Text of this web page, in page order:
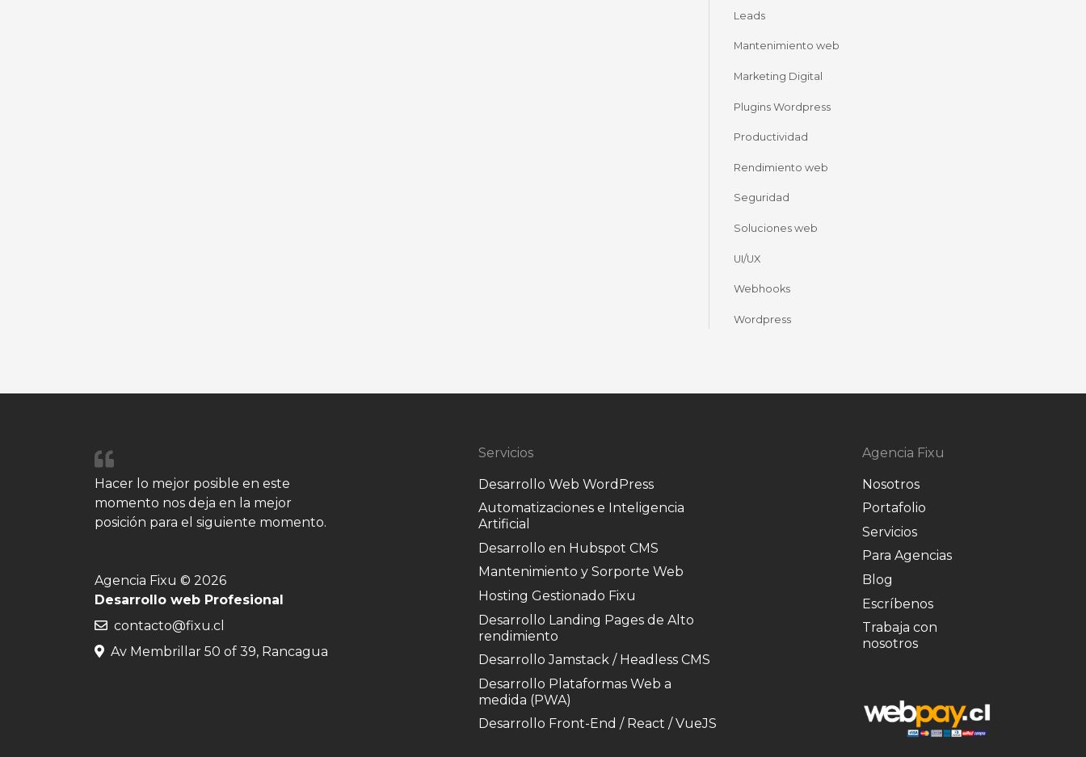
Leads
Mantenimiento web
Marketing Digital
Plugins Wordpress
Productividad
Rendimiento web
Seguridad
Soluciones web
UI/UX
Webhooks
Wordpress
Hacer lo mejor posible en este
momento nos deja en la mejor
posición para el siguiente momento.
Agencia Fixu © 2026
Desarrollo web Profesional
contacto@fixu.cl
Av Membrillar 50 of 39, Rancagua
Servicios
Desarrollo Web WordPress
Automatizaciones e Inteligencia
Artificial
Desarrollo en Hubspot CMS
Mantenimiento y Sorporte Web
Hosting Gestionado Fixu
Desarrollo Landing Pages de Alto
rendimiento
Desarrollo Jamstack / Headless CMS
Desarrollo Plataformas Web a
medida (PWA)
Desarrollo Front-End / React / VueJS
Agencia Fixu
Nosotros
Portafolio
Servicios
Para Agencias
Blog
Escríbenos
Trabaja con
nosotros